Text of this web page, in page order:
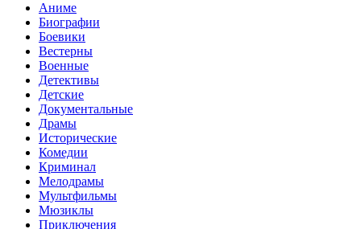
Аниме
Биографии
Боевики
Вестерны
Военные
Детективы
Детские
Документальные
Драмы
Исторические
Комедии
Криминал
Мелодрамы
Мультфильмы
Мюзиклы
Приключения